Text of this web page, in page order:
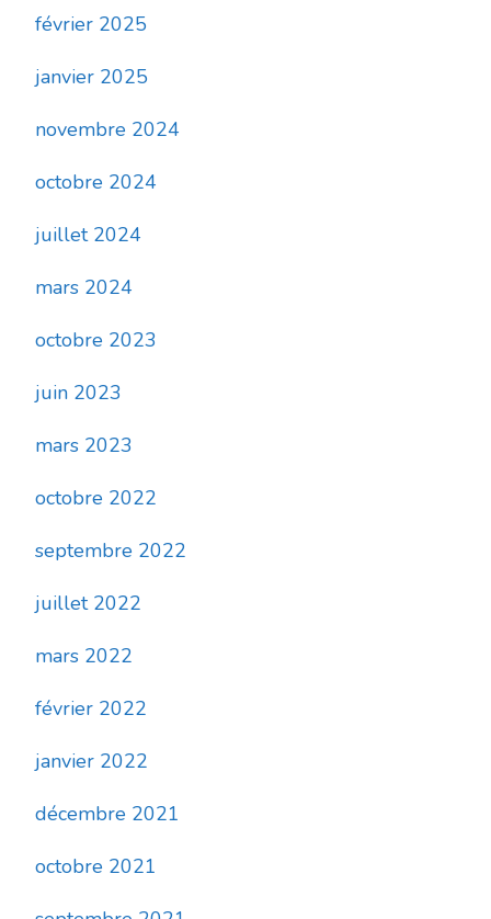
février 2025
janvier 2025
novembre 2024
octobre 2024
juillet 2024
mars 2024
octobre 2023
juin 2023
mars 2023
octobre 2022
septembre 2022
juillet 2022
mars 2022
février 2022
janvier 2022
décembre 2021
octobre 2021